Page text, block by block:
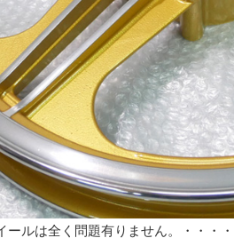
ールは全く問題有りません。・・・